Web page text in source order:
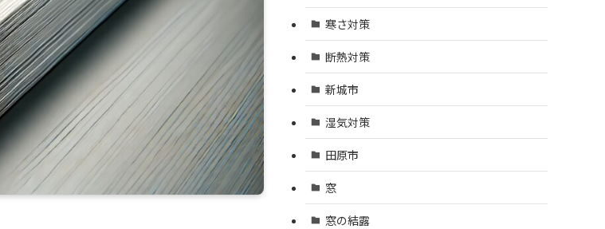
寒さ対策
断熱対策
新城市
湿気対策
田原市
窓
窓の結露